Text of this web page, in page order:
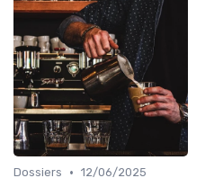
Dossiers • 12/06/2025